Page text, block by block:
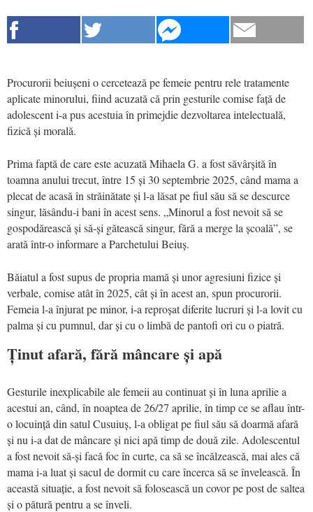
Procurorii beiușeni o cercetează pe femeie pentru rele tratamente
aplicate minorului, fiind acuzată că prin gesturile comise față de
adolescent i-a pus acestuia în primejdie dezvoltarea intelectuală,
fizică și morală.
Prima faptă de care este acuzată Mihaela G. a fost săvârșită în
toamna anului trecut, între 15 și 30 septembrie 2025, când mama a
plecat de acasă în străinătate și l-a lăsat pe fiul său să se descurce
singur, lăsându-i bani în acest sens. „Minorul a fost nevoit să se
gospodărească și să-și gătească singur, fără a merge la școală”, se
arată într-o informare a Parchetului Beiuș.
Băiatul a fost supus de propria mamă și unor agresiuni fizice și
verbale, comise atât în 2025, cât și în acest an, spun procurorii.
Femeia l-a înjurat pe minor, i-a reproșat diferite lucruri și l-a lovit cu
palma și cu pumnul, dar și cu o limbă de pantofi ori cu o piatră.
Ținut afară, fără mâncare și apă
Gesturile inexplicabile ale femeii au continuat și în luna aprilie a
acestui an, când, în noaptea de 26/27 aprilie, în timp ce se aflau într-
o locuință din satul Cusuiuș, l-a obligat pe fiul său să doarmă afară
și nu i-a dat de mâncare și nici apă timp de două zile. Adolescentul
a fost nevoit să-și facă foc în curte, ca să se încălzească, mai ales că
mama i-a luat și sacul de dormit cu care încerca să se învelească. În
această situație, a fost nevoit să folosească un covor pe post de saltea
și o pătură pentru a se înveli.